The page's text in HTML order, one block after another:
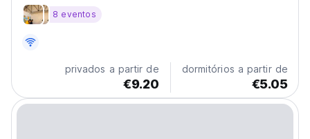
8 eventos
privados a partir de
€9.20
dormitórios a partir de
€5.05